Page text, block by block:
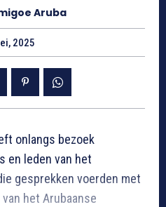
Aruba
2025
onlangs bezoek
en leden van het
gesprekken voerden met
het Arubaanse